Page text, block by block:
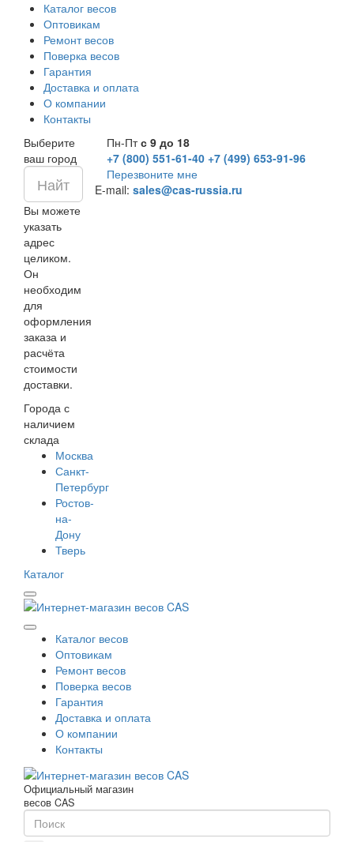
Каталог весов
Оптовикам
Ремонт весов
Поверка весов
Гарантия
Доставка и оплата
О компании
Контакты
Выберите
ваш город
Вы можете
указать
адрес
целиком.
Он
необходим
для
оформления
заказа и
расчёта
стоимости
доставки.
Города с
наличием
склада
Москва
Санкт-
Петербург
Ростов-
на-
Дону
Тверь
Пн-Птс 9 до 18
+7 (800) 551-61-40 +7 (499) 653-91-96
Перезвоните мне
E-mail: sales@cas-russia.ru
Каталог
Каталог весов
Оптовикам
Ремонт весов
Поверка весов
Гарантия
Доставка и оплата
О компании
Контакты
Официальный магазин
весов CAS